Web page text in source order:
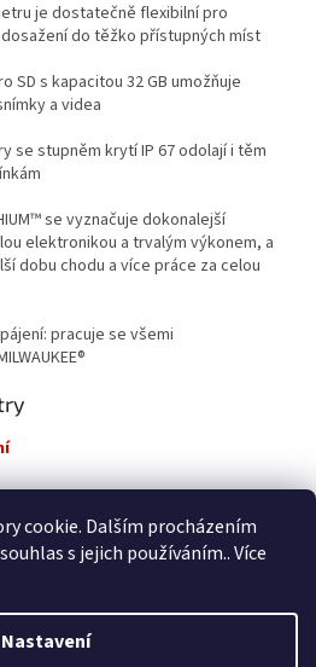
cookie. Dalším procházením
s jejich používáním.. Více
Nastavení
je dostatečně flexibilní pro
do těžko přístupných míst
SD s kapacitou 32 GB umožňuje
a videa
se stupněm krytí IP 67 odolají i těm
se vyznačuje dokonalejší
elektronikou a trvalým výkonem, a
dobu chodu a více práce za celou
pracuje se všemi